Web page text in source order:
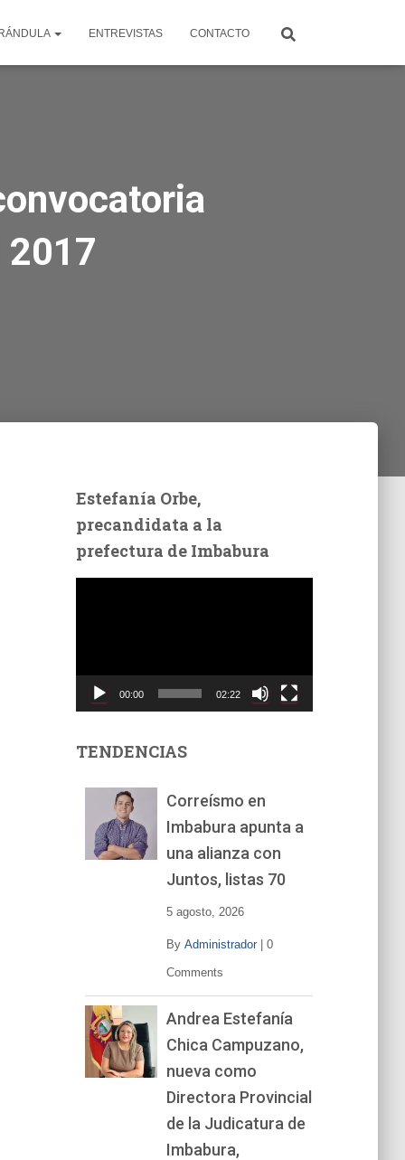
ENTREVISTAS CONTACTO
2017
Estefanía Orbe,
precandidata a la
prefectura de Imbabura
t
00:00 02:22
TENDENCIAS
Correísmo en
Imbabura apunta a
una alianza con
Juntos, listas 70
5 agosto, 2026
By Administrador| 0
Comments
Andrea Estefanía
Chica Campuzano,
nueva como
Directora Provincial
de la Judicatura de
Imbabura,